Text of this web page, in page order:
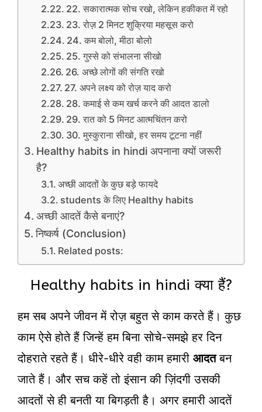
22. सकारात्मक सोच रखो, लेकिन हकीकत में रहो
23. रोज़ 2 मिनट शुक्रिया महसूस करो
24. कम बोलो, मीठा बोलो
25. गुस्से को संभालना सीखो
26. अच्छे लोगों की संगति रखो
27. अपने लक्ष्य को रोज़ याद करो
28. कमाई से कम खर्च करने की आदत डालो
29. रात को 5 मिनट आत्मचिंतन करो
30. मुस्कुराना सीखो, हर समय टूटना नहीं
Healthy habits in hindi अपनाना क्यों जरूरी
है?
अच्छी आदतों के कुछ बड़े फायदे
students के लिए Healthy habits
अच्छी आदतें कैसे बनाएं?
निष्कर्ष (Conclusion)
Related posts:
Healthy habits in hindi क्या हैं?
हम सब अपने जीवन में रोज़ बहुत से काम करते हैं। कुछ
काम ऐसे होते हैं जिन्हें हम बिना सोचे-समझे हर दिन
दोहराते रहते हैं। धीरे-धीरे वही काम हमारी आदतबन
जाते हैं। और सच कहें तो इंसान की ज़िंदगी उसकी
आदतों से ही बनती या बिगड़ती है। अगर हमारी आदतें